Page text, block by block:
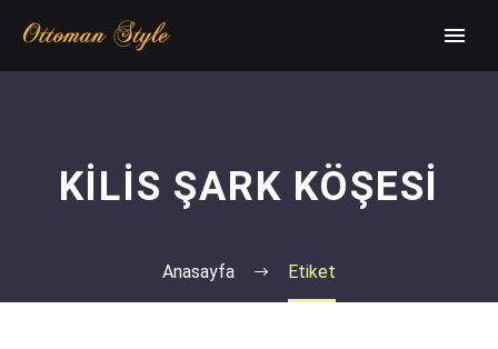
KILIS ŞARK KÖŞESI
Anasayfa Etiket